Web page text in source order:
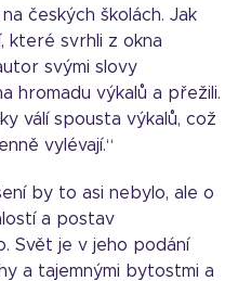
českých školách. Jak
které svrhli z okna
svými slovy
hromadu výkalů a přežili.
válí spousta výkalů, což
vylévají.“
by to asi nebylo, ale o
a postav
Svět je v jeho podání
a tajemnými bytostmi a